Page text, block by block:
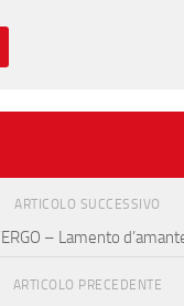
ARTICOLO SUCCESSIVO
– Lamento
ARTICOLO PRECEDENTE